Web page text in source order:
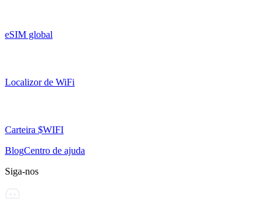
eSIM global
Localizor de WiFi
Carteira $WIFI
BlogCentro de ajuda
Siga-nos